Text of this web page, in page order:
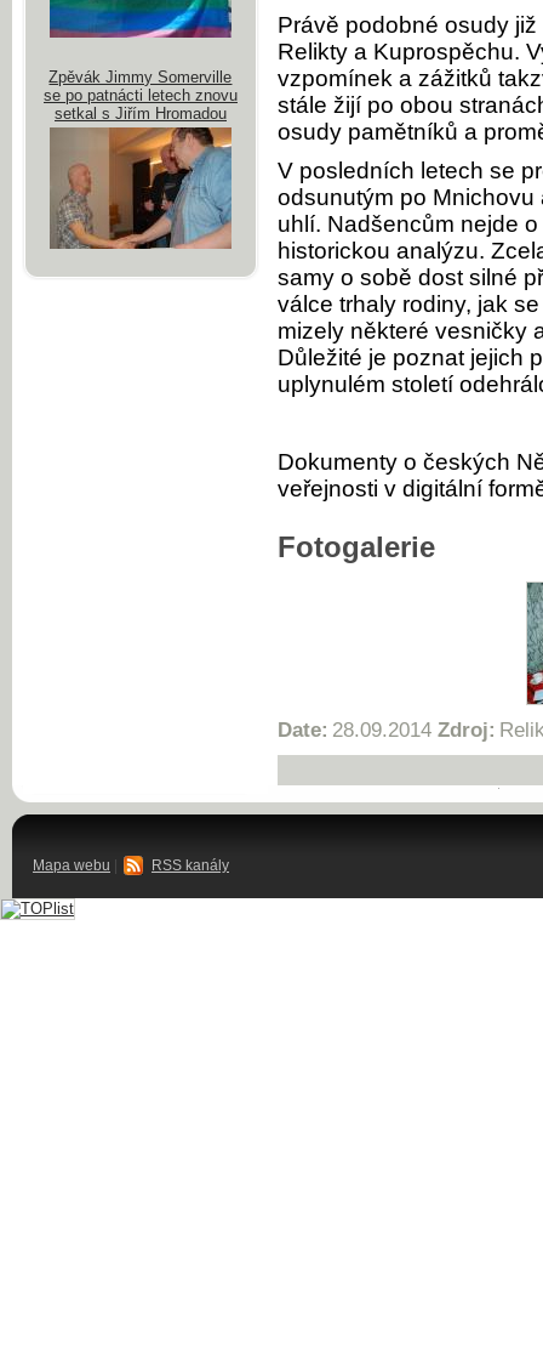
Právě podobné osudy
Relikty a Kuprospěchu.
vzpomínek a zážitků
stále žijí po obou
osudy pamětníků a
V posledních letech se
odsunutým po Mnichovu
uhlí. Nadšencům nejde
historickou analýzu.
samy o sobě dost silné
válce trhaly rodiny, jak
mizely některé vesničky
Důležité je poznat jejich
uplynulém století
Dokumenty o českých
veřejnosti v digitální
Fotogalerie
Date: 28.09.2014 Zdroj:
Zpěvák Jimmy Somerville
se po patnácti letech znovu
setkal s Jiřím Hromadou
Mapa webu RSS kanály